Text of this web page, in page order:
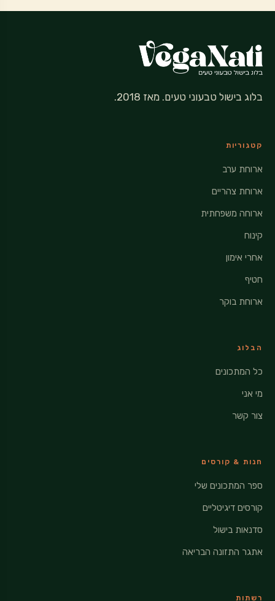
בלוג בישול טבעוני טעים. מאז 2018.
קטגוריות
ארוחת ערב
ארוחת צהריים
ארוחה משפחתית
קינוח
אחרי אימון
חטיף
ארוחת בוקר
הבלוג
כל המתכונים
מי אני
צור קשר
חנות & קורסים
ספר המתכונים שלי
קורסים דיגיטליים
סדנאות בישול
אתגר התזונה הבריאה
רשתות